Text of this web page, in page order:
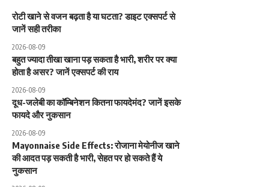
रोटी खाने से वजन बढ़ता है या घटता? डाइट एक्सपर्ट से
जानें सही तरीका
2026-08-09
बहुत ज्यादा तीखा खाना पड़ सकता है भारी, शरीर पर क्या
होता है असर? जानें एक्सपर्ट की राय
2026-08-09
दूध-जलेबी का कॉम्बिनेशन कितना फायदेमंद? जानें इसके
फायदे और नुकसान
2026-08-09
Mayonnaise Side Effects: रोजाना मेयोनीज खाने
की आदत पड़ सकती है भारी, सेहत पर हो सकते हैं ये
नुकसान